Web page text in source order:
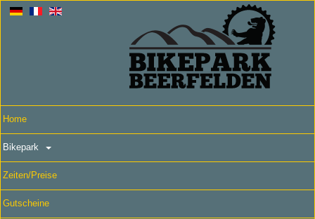
Home
Bikepark
Zeiten/Preise
Gutscheine